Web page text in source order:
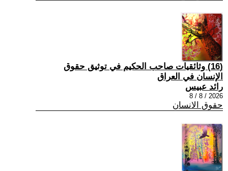
(16) وثائقيات صاحب الحكيم في توثيق حقوق
الإنسان في العراق
رائد عبيس
2026 / 8 / 8
حقوق الانسان